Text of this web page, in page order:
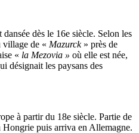
dès le 16e siècle. Selon les
village de « Mazurck» près de
« la Mezovia » où elle est née,
désignait les paysans des
à partir du 18e siècle. Partie de
Hongrie puis arriva en Allemagne.